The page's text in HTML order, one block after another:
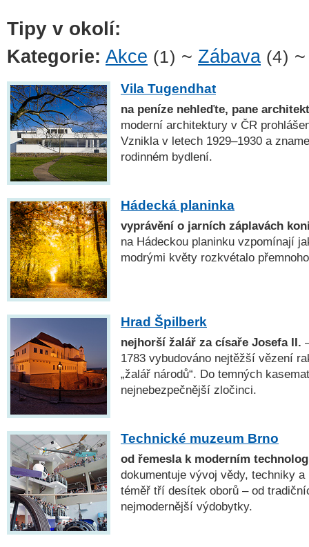
Tipy v okolí:
Kategorie: Akce (1) ~ Zábava (4)
Vila Tugendhat
na peníze nehleďte, pane
moderní architektury v ČR
Vznikla v letech 1929–1930 a
rodinném bydlení.
Hádecká planinka
vyprávění o jarních záplavách
na Hádeckou planinku vzpomínají
modrými květy rozkvétalo
Hrad Špilberk
nejhorší žalář za císaře Josefa II.
1783 vybudováno nejtěžší vězení
„žalář národů“. Do temných
nejnebezpečnější zločinci.
Technické muzeum Brno
od řemesla k moderním
dokumentuje vývoj vědy, techniky
téměř tří desítek oborů – od
nejmodernější výdobytky.